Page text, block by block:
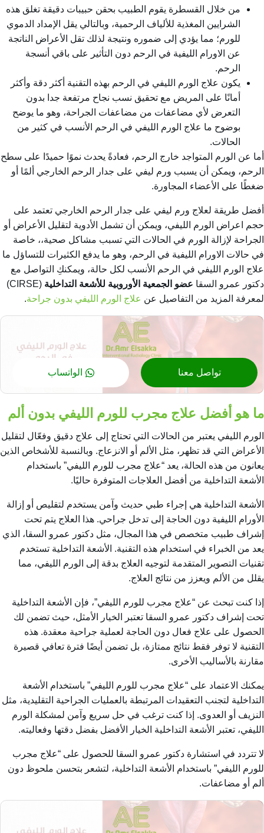
من خلال القسطرة يقوم الطبيب بحقن حبيبات دقيقة تغلق هذه
الشرايين المغذية للألياف الرحمية، وبالتالي يقل الإمداد الدموي
للورم؛ مما يؤدي إلى ضموره ونتيجة لذلك تقل الأعراض الناتجة
عن الاورام الليفية في الرحم دون التأثير على باقي أنسجة
الرحم.
يكون علاج الورم الليفي في الرحم بهذه التقنية أكثر دقة وأكثر
أمانًا على المريض مع تحقيق نسب نجاح مرتفعة جدا بدون
التعرض لأي مضاعفات من مضاعفات الجراحة، وهو ما يوضح
بوضوح ما علاج الورم الليفي في الرحم
الأنسب في كثير من
الحالات.
أما عن الورم المتواجد خارج الرحم، فعادةً يحدث نموًا حميدًا على سطح
الرحم، ويمكن أن يسبب ورم ليفي على جدار الرحم الخارجي ألمًا أو
ضغطًا على الأعضاء المجاورة.
أفضل طريقة لعلاج ورم ليفي على جدار الرحم الخارجي تعتمد على
حجم اعراض الورم الليفي، ويمكن أن تشمل الأدوية لتقليل الأعراض أو
الجراحة لإزالة الورم في الحالات التي تسبب مشاكل صحية،، خاصة
في حالات الاورام الليفية في الرحم، وهو ما يدفع الكثيرات للتساؤل ما
علاج الورم الليفي في الرحم
الأنسب لكل حالة، ويمكنكِ التواصل مع
دكتور عمرو السقا عضو الجمعية الأوروبية للأشعة التداخلية
(CIRSE)
لمعرفة المزيد من التفاصيل عن علاج الورم الليفي بدون جراحة.
تواصل معنا الواتساب
ما هو أفضل علاج مجرب للورم الليفي بدون ألم
الورم الليفي يعتبر من الحالات التي تحتاج إلى علاج دقيق وفعّال لتقليل
الأعراض التي قد تظهر، مثل الألم أو الانزعاج. وبالنسبة للأشخاص الذين
يعانون من هذه الحالة، يعد “علاج مجرب للورم الليفي” باستخدام
الأشعة التداخلية من أفضل العلاجات المتوفرة حاليًا.
الأشعة التداخلية هي إجراء طبي حديث وآمن يستخدم لتقليص أو إزالة
الأورام الليفية دون الحاجة إلى تدخل جراحي. هذا العلاج يتم تحت
إشراف طبيب متخصص في هذا المجال، مثل دكتور عمرو السقا، الذي
يعد من الخبراء في استخدام هذه التقنية. الأشعة التداخلية تستخدم
تقنيات التصوير المتقدمة لتوجيه العلاج بدقة إلى الورم الليفي، مما
يقلل من الألم ويعزز من نتائج العلاج.
إذا كنت تبحث عن “علاج مجرب للورم الليفي”، فإن الأشعة التداخلية
تحت إشراف دكتور عمرو السقا تعتبر الخيار الأمثل، حيث تضمن لك
الحصول على علاج فعال دون الحاجة لعملية جراحية معقدة. هذه
التقنية لا توفر فقط نتائج ممتازة، بل تضمن أيضًا فترة تعافي قصيرة
مقارنة بالأساليب الأخرى.
يمكنك الاعتماد على “علاج مجرب للورم الليفي” باستخدام الأشعة
التداخلية لتجنب التعقيدات المرتبطة بالعمليات الجراحية التقليدية، مثل
النزيف أو العدوى. إذا كنت ترغب في حل سريع وآمن لمشكلة الورم
الليفي، تعتبر الأشعة التداخلية الخيار الأفضل بفضل دقتها وفعاليته.
لا تتردد في استشارة دكتور عمرو السقا للحصول على “علاج مجرب
للورم الليفي” باستخدام الأشعة التداخلية، لتشعر بتحسن ملحوظ دون
ألم أو مضاعفات.